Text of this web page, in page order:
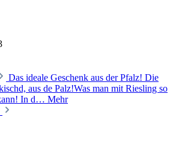
Das ideale Geschenk aus der Pfalz! Die
aus de Palz!Was man mit Riesling so
In d… Mehr